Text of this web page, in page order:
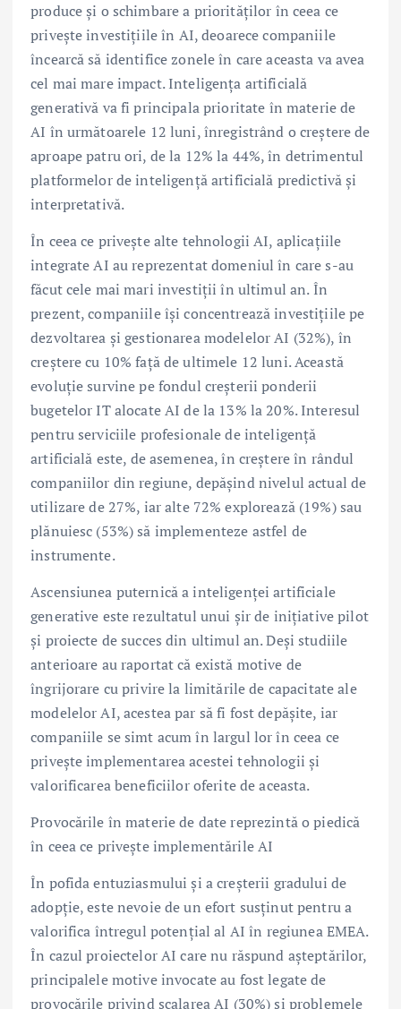
produce și o schimbare a priorităților în ceea ce
privește investițiile în AI, deoarece companiile
încearcă să identifice zonele în care aceasta va avea
cel mai mare impact. Inteligența artificială
generativă va fi principala prioritate în materie de
AI în următoarele 12 luni, înregistrând o creștere de
aproape patru ori, de la 12% la 44%, în detrimentul
platformelor de inteligență artificială predictivă și
interpretativă.
În ceea ce privește alte tehnologii AI, aplicațiile
integrate AI au reprezentat domeniul în care s-au
făcut cele mai mari investiții în ultimul an. În
prezent, companiile își concentrează investițiile pe
dezvoltarea și gestionarea modelelor AI (32%), în
creștere cu 10% față de ultimele 12 luni. Această
evoluție survine pe fondul creșterii ponderii
bugetelor IT alocate AI de la 13% la 20%. Interesul
pentru serviciile profesionale de inteligență
artificială este, de asemenea, în creștere în rândul
companiilor din regiune, depășind nivelul actual de
utilizare de 27%, iar alte 72% explorează (19%) sau
plănuiesc (53%) să implementeze astfel de
instrumente.
Ascensiunea puternică a inteligenței artificiale
generative este rezultatul unui șir de inițiative pilot
și proiecte de succes din ultimul an. Deși studiile
anterioare au raportat că există motive de
îngrijorare cu privire la limitările de capacitate ale
modelelor AI, acestea par să fi fost depășite, iar
companiile se simt acum în largul lor în ceea ce
privește implementarea acestei tehnologii și
valorificarea beneficiilor oferite de aceasta.
Provocările în materie de date reprezintă o piedică
în ceea ce privește implementările AI
În pofida entuziasmului și a creșterii gradului de
adopție, este nevoie de un efort susținut pentru a
valorifica întregul potențial al AI în regiunea EMEA.
În cazul proiectelor AI care nu răspund așteptărilor,
principalele motive invocate au fost legate de
provocările privind scalarea AI (30%) și problemele